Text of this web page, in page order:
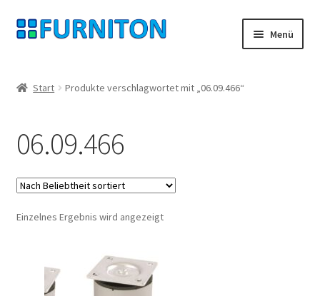
Zur
Navigation
Zum
Inhalt
Menü
Datenschutz
Widerrufsrecht
Kontakt
Start Produkte verschlagwortet mit „06.09.466“
06.09.466
Einzelnes Ergebnis wird angezeigt